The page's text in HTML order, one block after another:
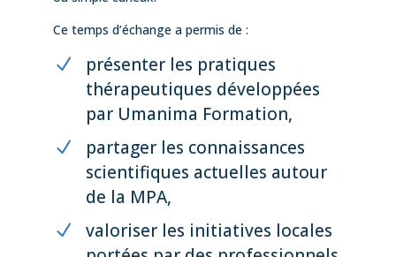
Ce temps d’échange a permis de :
présenter les pratiques
thérapeutiques développées
par Umanima Formation,
partager les connaissances
scientifiques actuelles autour
de la MPA,
valoriser les initiatives locales